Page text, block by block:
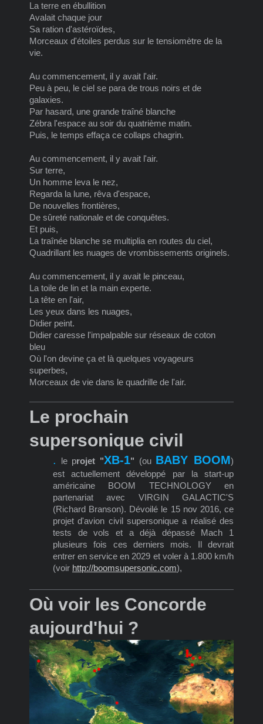
La terre en ébullition
Avalait chaque jour
Sa ration d'astéroïdes,
Morceaux d'étoiles perdus sur le tensiomètre de la
vie.
Au commencement, il y avait l'air.
Peu à peu, le ciel se para de trous noirs et de
galaxies.
Par hasard, une grande traîné blanche
Zébra l'espace au soir du quatrième matin.
Puis, le temps effaça ce collaps chagrin.
Au commencement, il y avait l'air.
Sur terre,
Un homme leva le nez,
Regarda la lune, rêva d'espace,
De nouvelles frontières,
De sûreté nationale et de conquêtes.
Et puis,
La traînée blanche se multiplia en routes du ciel,
Quadrillant les nuages de vrombissements originels.
Au commencement, il y avait le pinceau,
La toile de lin et la main experte.
La tête en l'air,
Les yeux dans les nuages,
Didier peint.
Didier caresse l'impalpable sur réseaux de coton
bleu
Où l'on devine ça et là quelques voyageurs
superbes,
Morceaux de vie dans le quadrille de l'air.
Le prochain
supersonique civil
. le projet "XB-1" (ou BABY BOOM)
est actuellement développé par la start-up
américaine BOOM TECHNOLOGY en
partenariat avec VIRGIN GALACTIC'S
(Richard Branson). Dévoilé le 15 nov 2016, ce
projet d'avion civil supersonique a réalisé des
tests de vols et a déjà dépassé Mach 1
plusieurs fois ces derniers mois. Il devrait
entrer en service en 2029 et voler à 1.800 km/h
(voir http://boomsupersonic.com),
Où voir les Concorde
aujourd'hui ?